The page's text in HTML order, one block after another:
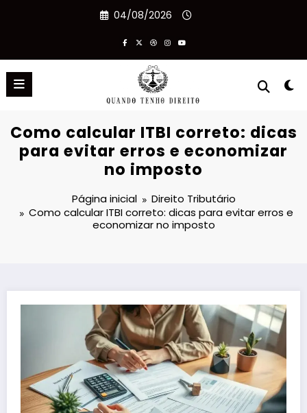
04/08/2026
Como calcular ITBI correto: dicas
para evitar erros e economizar
no imposto
Página inicial
Direito Tributário
Como calcular ITBI correto: dicas para evitar erros e
economizar no imposto